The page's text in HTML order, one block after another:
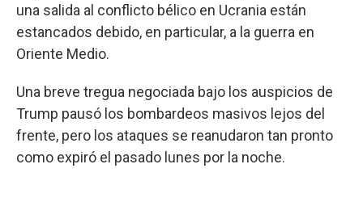
una salida al conflicto bélico en Ucrania están
estancados debido, en particular, a la guerra en
Oriente Medio.
Una breve tregua negociada bajo los auspicios de
Trump pausó los bombardeos masivos lejos del
frente, pero los ataques se reanudaron tan pronto
como expiró el pasado lunes por la noche.